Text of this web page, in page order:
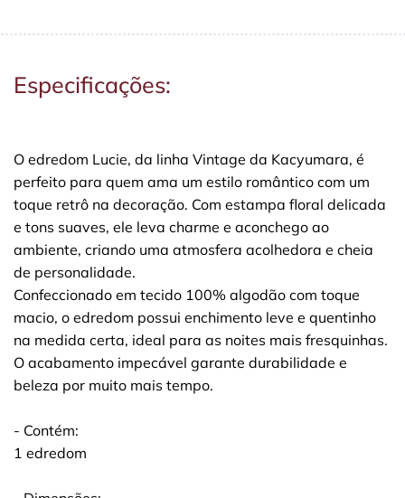
Especificações:
O edredom Lucie, da linha Vintage da Kacyumara, é
perfeito para quem ama um estilo romântico com um
toque retrô na decoração. Com estampa floral delicada
e tons suaves, ele leva charme e aconchego ao
ambiente, criando uma atmosfera acolhedora e cheia
de personalidade.
Confeccionado em tecido 100% algodão com toque
macio, o edredom possui enchimento leve e quentinho
na medida certa, ideal para as noites mais fresquinhas.
O acabamento impecável garante durabilidade e
beleza por muito mais tempo.
- Contém:
1 edredom